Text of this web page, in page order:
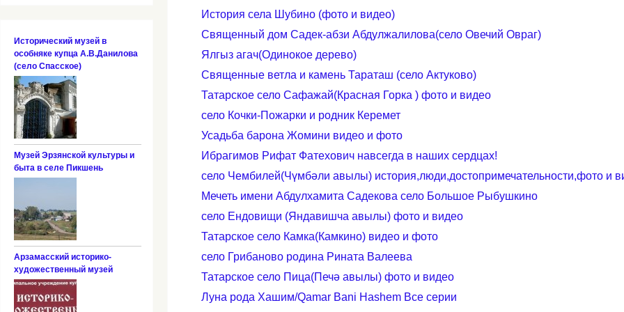
История села Шубино (фото и видео)
Священный дом Садек-абзи Абдулжалилова(село Овечий Овраг)
Ялгыз агач(Одинокое дерево)
Cвященные ветла и камень Тараташ (село Актуково)
Татарское село Сафажай(Красная Горка ) фото и видео
село Кочки-Пожарки и родник Керемет
Усадьба барона Жомини видео и фото
Ибрагимов Рифат Фатехович навсегда в наших сердцах!
село Чембилей(Чүмбәли авылы) история,люди,достопримечательности,фото и
Мечеть имени Абдулхамита Садекова село Большое Рыбушкино
село Ендовищи (Яндавишча авылы) фото и видео
Татарское село Камка(Камкино) видео и фото
село Грибаново родина Рината Валеева
Татарское село Пица(Печә авылы) фото и видео
Луна рода Хашим/Qamar Bani Hashem Все серии
Исторический музей в
особняке купца А.В.Данилова
(село Спасское)
Музей Эрзянской культуры и
быта в селе Пикшень
Арзамасский историко-
художественный музей